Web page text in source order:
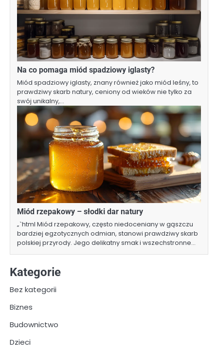
Na co pomaga miód spadziowy iglasty?
Miód spadziowy iglasty, znany również jako miód leśny, to
prawdziwy skarb natury, ceniony od wieków nie tylko za
swój unikalny,…
Miód rzepakowy – słodki dar natury
„`html Miód rzepakowy, często niedoceniany w gąszczu
bardziej egzotycznych odmian, stanowi prawdziwy skarb
polskiej przyrody. Jego delikatny smak i wszechstronne…
Kategorie
Bez kategorii
Biznes
Budownictwo
Dzieci